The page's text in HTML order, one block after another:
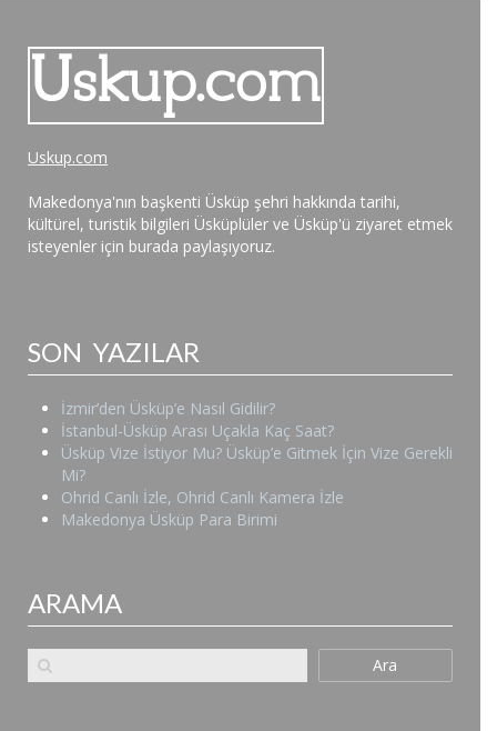
Uskup.com
Makedonya'nın başkenti Üsküp şehri hakkında tarihi,
kültürel, turistik bilgileri Üsküplüler ve Üsküp'ü ziyaret etmek
isteyenler için burada paylaşıyoruz.
SON YAZILAR
İzmir’den Üsküp’e Nasıl Gidilir?
İstanbul-Üsküp Arası Uçakla Kaç Saat?
Üsküp Vize İstiyor Mu? Üsküp’e Gitmek İçin Vize Gerekli
Mi?
Ohrid Canlı İzle, Ohrid Canlı Kamera İzle
Makedonya Üsküp Para Birimi
ARAMA
Ara